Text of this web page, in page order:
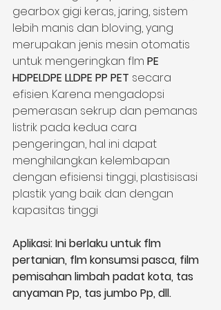
gearbox gigi keras, jaring, sistem
lebih manis dan bloving, yang
merupakan jenis mesin otomatis
untuk mengeringkan flm PE
HDPELDPE LLDPE PP PET secara
efisien. Karena mengadopsi
pemerasan sekrup dan pemanas
listrik pada kedua cara
pengeringan, hal ini dapat
menghilangkan kelembapan
dengan efisiensi tinggi, plastisisasi
plastik yang baik dan dengan
kapasitas tinggi
Aplikasi: Ini berlaku untuk flm
pertanian, flm konsumsi pasca, film
pemisahan limbah padat kota, tas
anyaman Pp, tas jumbo Pp, dll.